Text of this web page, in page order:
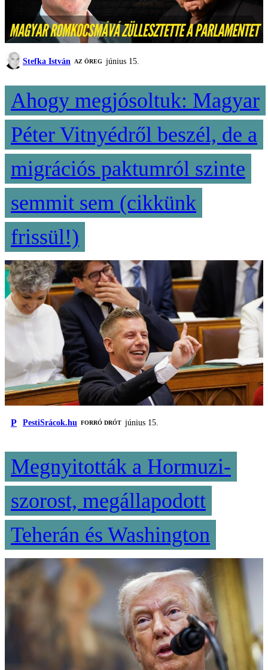
Stefka István AZ ÖREG június 15.
Ahogy megjósoltuk: Magyar
Péter Vitnyédről beszél, de a
migrációs paktumról szinte
semmit sem (cikkünk
frissül!)
P PestiSrácok.hu FORRÓ DRÓT június 15.
Megnyitották a Hormuzi-
szorost, megállapodott
Teherán és Washington